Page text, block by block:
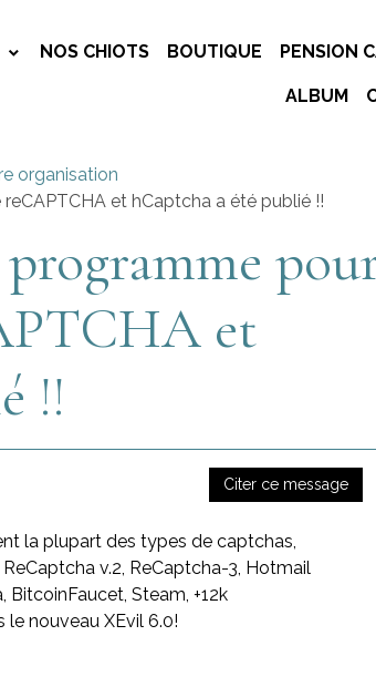
NOS CHIOTS BOUTIQUE PENSION
ALBUM
organisation
et hCaptcha a été publié !!
et
!!
Citer ce message
la plupart des types de captchas,
v.2, ReCaptcha-3, Hotmail
Steam, +12k
le nouveau XEvil 6.0!